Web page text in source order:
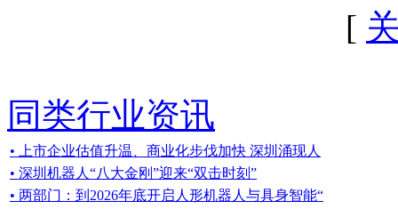
[
同类行业资讯
• 上市企业估值升温、商业化步伐加快 深圳涌现人
• 深圳机器人“八大金刚”迎来“双击时刻”
• 两部门：到2026年底开启人形机器人与具身智能“